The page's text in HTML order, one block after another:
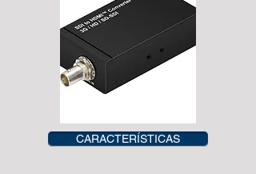
CARACTERÍSTICAS